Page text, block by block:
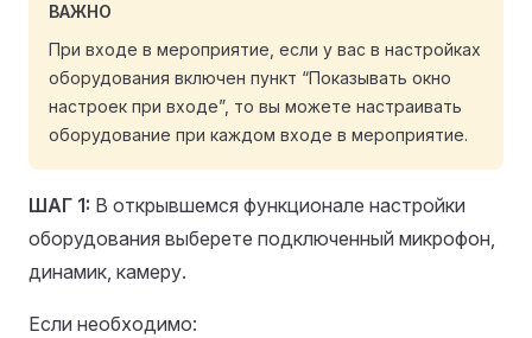
ВАЖНО
При входе в мероприятие, если у вас в настройках
оборудования включен пункт “Показывать окно
настроек при входе”, то вы можете настраивать
оборудование при каждом входе в мероприятие.
ШАГ 1: В открывшемся функционале настройки
оборудования выберете подключенный микрофон,
динамик, камеру.
Если необходимо: